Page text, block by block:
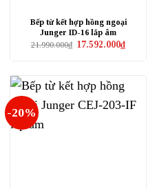
Bếp từ kết hợp hồng ngoại
Junger ID-16 lắp âm
21.990.000₫ Giá
17.592.000₫Giá
hiện
-20%